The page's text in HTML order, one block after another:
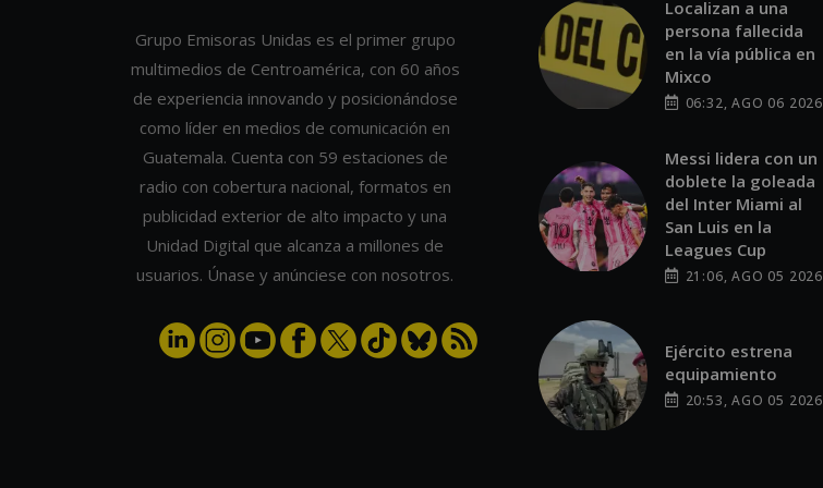
Grupo Emisoras Unidas es el primer grupo
multimedios de Centroamérica, con 60 años
de experiencia innovando y posicionándose
como líder en medios de comunicación en
Guatemala. Cuenta con 59 estaciones de
radio con cobertura nacional, formatos en
publicidad exterior de alto impacto y una
Unidad Digital que alcanza a millones de
usuarios. Únase y anúnciese con nosotros.
Localizan a una
persona fallecida
en la vía pública en
Mixco
06:32, AGO 06 2026
Messi lidera con un
doblete la goleada
del Inter Miami al
San Luis en la
Leagues Cup
21:06, AGO 05 2026
Ejército estrena
equipamiento
20:53, AGO 05 2026